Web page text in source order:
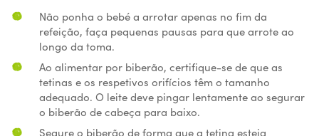
Não ponha o bebé a arrotar apenas no fim da
refeição, faça pequenas pausas para que arrote ao
longo da toma.
Ao alimentar por biberão, certifique-se de que as
tetinas e os respetivos orifícios têm o tamanho
adequado. O leite deve pingar lentamente ao segurar
o biberão de cabeça para baixo.
Segure o biberão de forma que a tetina esteja